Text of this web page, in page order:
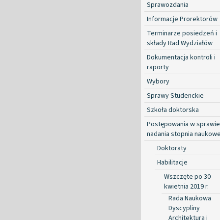
Sprawozdania
Informacje Prorektorów
Terminarze posiedzeń i
składy Rad Wydziałów
Dokumentacja kontroli i
raporty
Wybory
Sprawy Studenckie
Szkoła doktorska
Postępowania w sprawie
nadania stopnia
Doktoraty
Habilitacje
Wszczęte po 30
kwietnia 2019 r.
Rada Naukowa
Dyscypliny
Architektura i